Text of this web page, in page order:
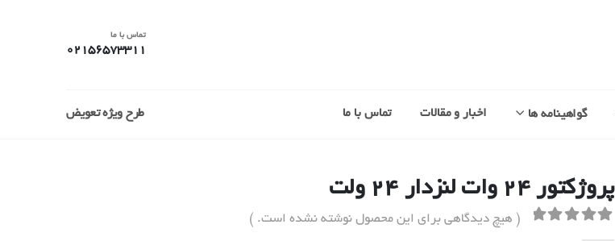
تماس با ما
02156573311
گواهینامه ها اخبار و مقالات تماس با ما طرح ویژه تعویض
پروژکتور ۲۴ وات لنزدار ۲۴ ولت
( هیچ دیدگاهی برای این محصول نوشته نشده است. )